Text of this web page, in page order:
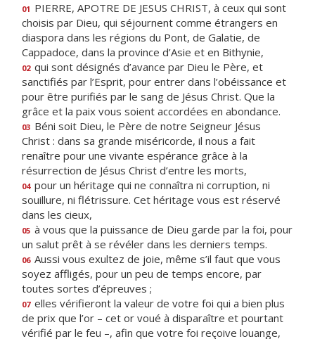
01 PIERRE, APOTRE DE JESUS CHRIST, à ceux qui sont
choisis par Dieu, qui séjournent comme étrangers en
diaspora dans les régions du Pont, de Galatie, de
Cappadoce, dans la province d’Asie et en Bithynie,
02 qui sont désignés d’avance par Dieu le Père, et
sanctifiés par l’Esprit, pour entrer dans l’obéissance et
pour être purifiés par le sang de Jésus Christ. Que la
grâce et la paix vous soient accordées en abondance.
03 Béni soit Dieu, le Père de notre Seigneur Jésus
Christ : dans sa grande miséricorde, il nous a fait
renaître pour une vivante espérance grâce à la
résurrection de Jésus Christ d’entre les morts,
04 pour un héritage qui ne connaîtra ni corruption, ni
souillure, ni flétrissure. Cet héritage vous est réservé
dans les cieux,
05 à vous que la puissance de Dieu garde par la foi, pour
un salut prêt à se révéler dans les derniers temps.
06 Aussi vous exultez de joie, même s’il faut que vous
soyez affligés, pour un peu de temps encore, par
toutes sortes d’épreuves ;
07 elles vérifieront la valeur de votre foi qui a bien plus
de prix que l’or – cet or voué à disparaître et pourtant
vérifié par le feu –, afin que votre foi reçoive louange,